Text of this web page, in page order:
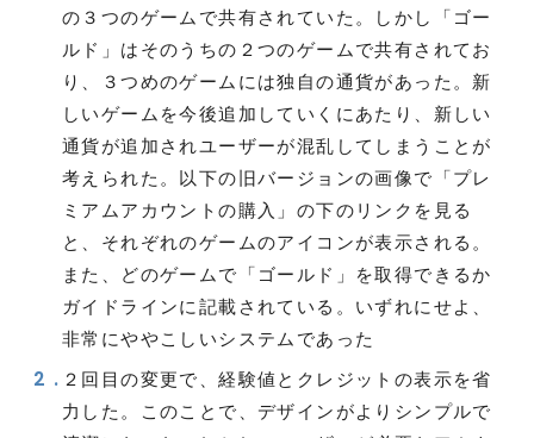
の３つのゲームで共有されていた。しかし「ゴー
ルド」はそのうちの２つのゲームで共有されてお
り、３つめのゲームには独自の通貨があった。新
しいゲームを今後追加していくにあたり、新しい
通貨が追加されユーザーが混乱してしまうことが
考えられた。以下の旧バージョンの画像で「プレ
ミアムアカウントの購入」の下のリンクを見る
と、それぞれのゲームのアイコンが表示される。
また、どのゲームで「ゴールド」を取得できるか
ガイドラインに記載されている。いずれにせよ、
非常にややこしいシステムであった
２回目の変更で、経験値とクレジットの表示を省
力した。このことで、デザインがよりシンプルで